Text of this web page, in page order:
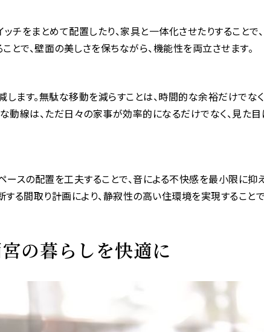
チをまとめて配置したり、家具と一体化させたりすることで
で、壁面の美しさを保ちながら、機能性を両立させます。
します。無駄な移動を減らすことは、時間的な余裕だけでな
な動線は、ただ日々の家事が効率的になるだけでなく、見た
スの配置を工夫することで、音による不快感を最小限に抑
る間取り計画により、静寂性の高い住環境を実現すること
の暮らしを快適に